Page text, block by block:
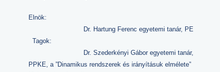
Elnök:
Dr. Hartung Ferenc egyetemi tanár, PE
Tagok:
Dr. Szederkényi Gábor egyetemi tanár,
PPKE, a ”Dinamikus rendszerek és irányításuk elmélete”